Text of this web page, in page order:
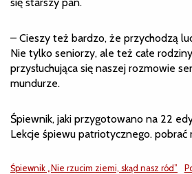
– Cieszy też bardzo, że przychodzą
Nie tylko seniorzy, ale też całe
przysłuchująca się naszej rozmowie
mundurze.
Śpiewnik, jaki przygotowano na 22
Lekcje śpiewu patriotycznego. pobrać
Śpiewnik „Nie rzucim ziemi, skąd nasz ród”